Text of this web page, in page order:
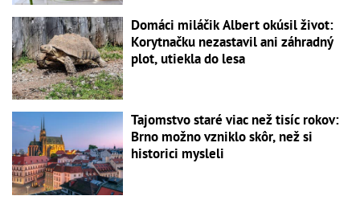
Domáci miláčik Albert okúsil život:
Korytnačku nezastavil ani záhradný
plot, utiekla do lesa
Tajomstvo staré viac než tisíc rokov:
Brno možno vzniklo skôr, než si
historici mysleli